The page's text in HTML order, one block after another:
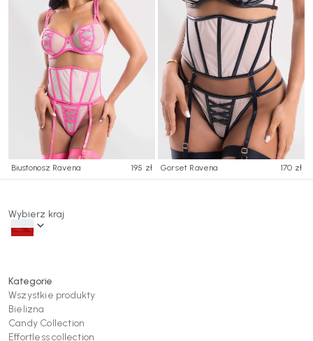
Biustonosz Ravena 195 zł Gorset Ravena 170 zł
Wybierz kraj
Kategorie
Wszystkie produkty
Bielizna
Candy Collection
Effortless collection